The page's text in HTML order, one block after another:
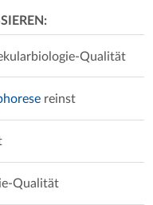
Qualität
reinst
Qualität